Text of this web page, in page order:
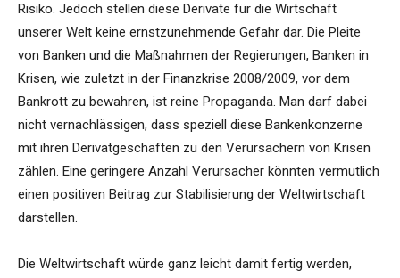
Risiko. Jedoch stellen diese Derivate für die Wirtschaft
unserer Welt keine ernstzunehmende Gefahr dar. Die Pleite
von Banken und die Maßnahmen der Regierungen, Banken in
Krisen, wie zuletzt in der Finanzkrise 2008/2009, vor dem
Bankrott zu bewahren, ist reine Propaganda. Man darf dabei
nicht vernachlässigen, dass speziell diese Bankenkonzerne
mit ihren Derivatgeschäften zu den Verursachern von Krisen
zählen. Eine geringere Anzahl Verursacher könnten vermutlich
einen positiven Beitrag zur Stabilisierung der Weltwirtschaft
darstellen.
Die Weltwirtschaft würde ganz leicht damit fertig werden,